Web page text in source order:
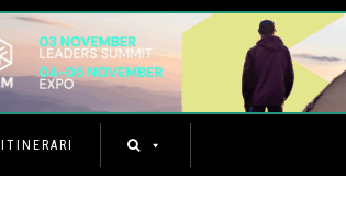
ITINERARI